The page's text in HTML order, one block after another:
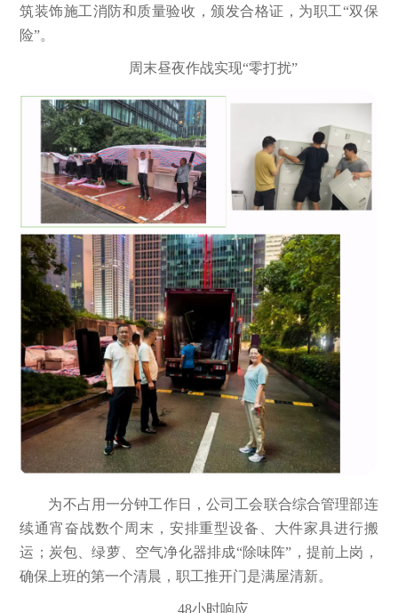
筑装饰施工消防和质量验收，颁发合格证，为职工“双保
险”。
周末昼夜作战实现“零打扰”
为不占用一分钟工作日，公司工会联合综合管理部连
续通宵奋战数个周末，安排重型设备、大件家具进行搬
运；炭包、绿萝、空气净化器排成“除味阵”，提前上岗，
确保上班的第一个清晨，职工推开门是满屋清新。
48小时响应